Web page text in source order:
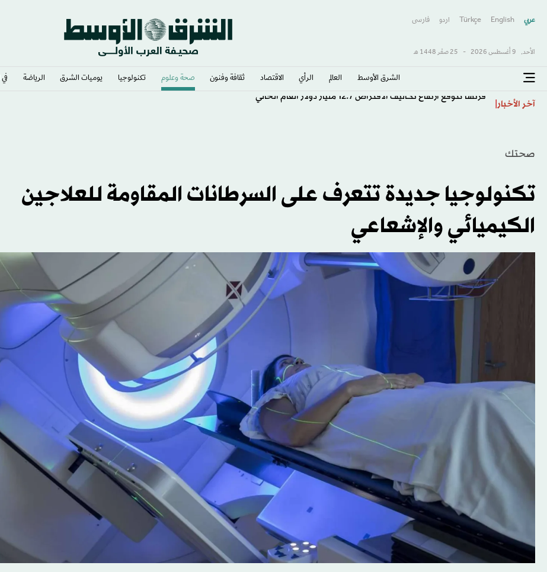
عربي English
Türkçe اردو فارسى
الأحد, 9 أغسطس 2026 - 25 صفَر 1448 هـ
الشرق الأوسط​ العالم الرأي الاقتصاد ثقافة وفنون صحة وعلوم تكنولوجيا يوميات الشرق​ الرياضة
آخر الأخبار فرنسا تتوقع ارتفاع تكاليف الاقتراض 12.7 مليار دولار العام الحالي
صحتك
تكنولوجيا جديدة تتعرف على السرطانات المقاومة للعلاجين
الكيميائي والإشعاعي